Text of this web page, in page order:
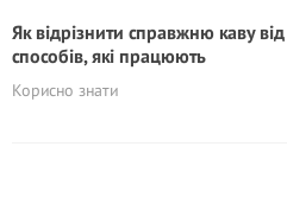
Як відрізнити справжню каву
способів, які працюють
Корисно знати